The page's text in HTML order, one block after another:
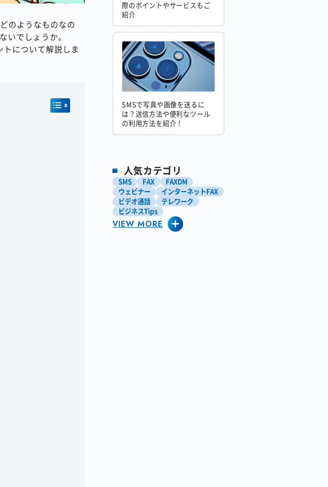
のようなものなの
いでしょうか。
について解説しま
際のポイントやサービスもご
紹介
SMSで写真や画像を送るに
は？送信方法や便利なツール
の利用方法を紹介！
人気カテゴリ
SMS FAX
FAXDM
ウェビナー
インターネットFAX
ビデオ通話
テレワーク
ビジネスTips
VIEW MORE